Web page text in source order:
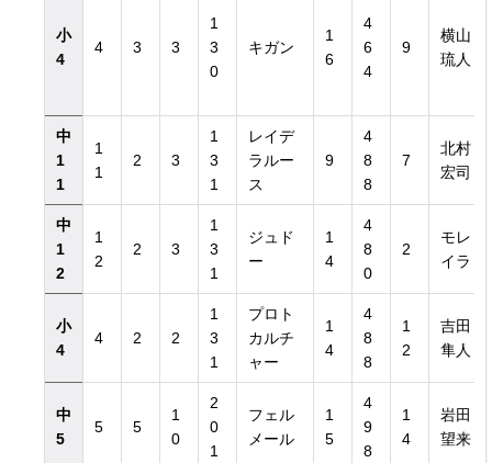
付き）
小
4
4 3 3
1
3
0
キガン
1
6
4
6
4
9
横山
琉人
中
1
1
1
1
2 3
1
3
1
レイデ
ラルー
ス
9
4
8
8
7
北村
宏司
中
1
2
1
2
2 3
1
3
1
ジュド
ー
1
4
4
8
0
2
モレ
イラ
小
4
4 2 2
1
3
1
プロト
カルチ
ャー
1
4
4
8
8
1
2
吉田
隼人
中
5
5 5
1
0
2
0
1
フェル
メール
1
5
4
9
8
1
4
岩田
望来